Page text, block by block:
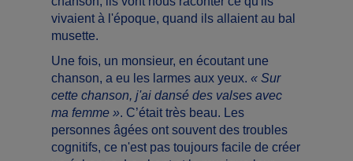
vivaient à l'époque, quand ils allaient au bal
musette.
Une fois, un monsieur, en écoutant une
chanson, a eu les larmes aux yeux. « Sur
cette chanson, j'ai dansé des valses avec
ma femme ». C’était très beau. Les
personnes âgées ont souvent des troubles
cognitifs, ce n'est pas toujours facile de créer